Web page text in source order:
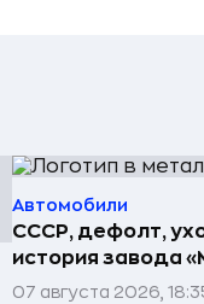
Автомобили
СССР, дефолт,
история завода
07 августа 2026,